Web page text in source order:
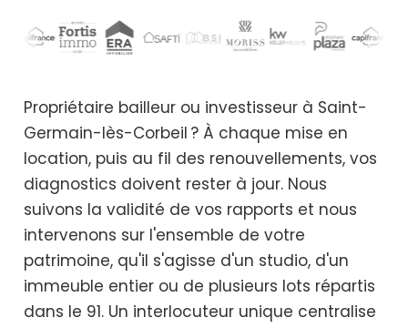
Propriétaire bailleur ou investisseur à Saint-
Germain-lès-Corbeil ? À chaque mise en
location, puis au fil des renouvellements, vos
diagnostics doivent rester à jour. Nous
suivons la validité de vos rapports et nous
intervenons sur l'ensemble de votre
patrimoine, qu'il s'agisse d'un studio, d'un
immeuble entier ou de plusieurs lots répartis
dans le 91. Un interlocuteur unique centralise